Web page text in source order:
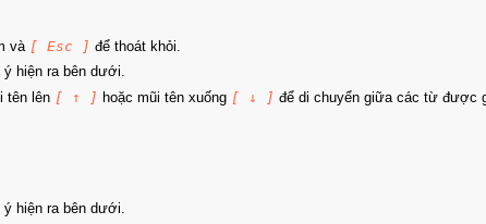
và [ Esc ] để thoát khỏi.
hiện ra bên dưới.
tên lên [ ↑ ] hoặc mũi tên xuống [ ↓ ] để di chuyển giữa các từ được
hiện ra bên dưới.